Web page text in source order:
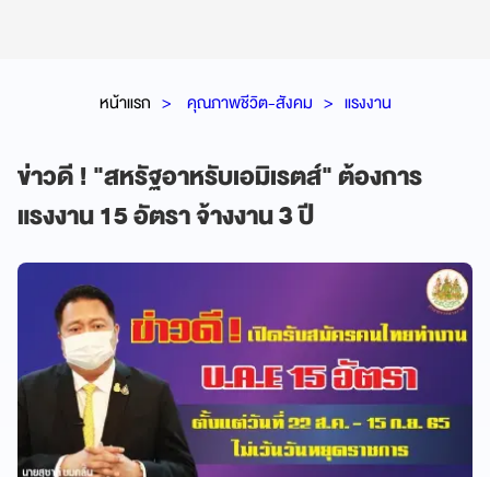
หน้าแรก คุณภาพชีวิต-สังคม แรงงาน
ข่าวดี ! "สหรัฐอาหรับเอมิเรตส์" ต้องการ
แรงงาน 15 อัตรา จ้างงาน 3 ปี